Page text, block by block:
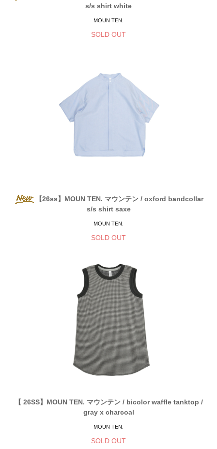
s/s shirt white
MOUN TEN.
SOLD OUT
【26ss】MOUN TEN. マウンテン / oxford bandcollar
s/s shirt saxe
MOUN TEN.
SOLD OUT
【 26SS】MOUN TEN. マウンテン / bicolor waffle tanktop /
gray x charcoal
MOUN TEN.
SOLD OUT